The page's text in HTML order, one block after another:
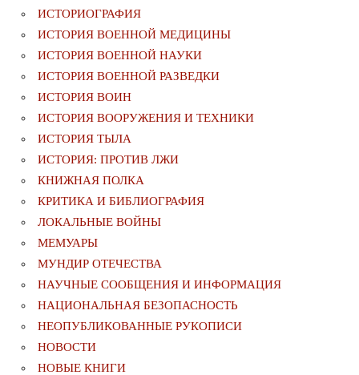
ИСТОРИОГРАФИЯ
ИСТОРИЯ ВОЕННОЙ МЕДИЦИНЫ
ИСТОРИЯ ВОЕННОЙ НАУКИ
ИСТОРИЯ ВОЕННОЙ РАЗВЕДКИ
ИСТОРИЯ ВОИН
ИСТОРИЯ ВООРУЖЕНИЯ И ТЕХНИКИ
ИСТОРИЯ ТЫЛА
ИСТОРИЯ: ПРОТИВ ЛЖИ
КНИЖНАЯ ПОЛКА
КРИТИКА И БИБЛИОГРАФИЯ
ЛОКАЛЬНЫЕ ВОЙНЫ
МЕМУАРЫ
МУНДИР ОТЕЧЕСТВА
НАУЧНЫЕ СООБЩЕНИЯ И ИНФОРМАЦИЯ
НАЦИОНАЛЬНАЯ БЕЗОПАСНОСТЬ
НЕОПУБЛИКОВАННЫЕ РУКОПИСИ
НОВОСТИ
НОВЫЕ КНИГИ